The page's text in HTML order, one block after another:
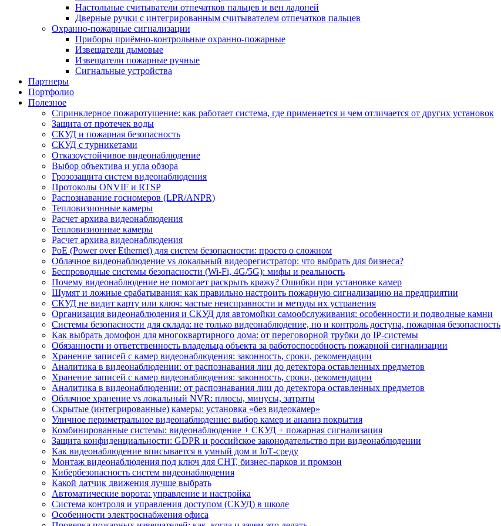
Настольные считыватели отпечатков пальцев и вен ладоней
Дверные ручки с интегрированным считывателем отпечатков пальцев
Охранно-пожарные сигнализации
Приборы приёмно-контрольные охранно-пожарные
Извещатели дымовые
Извещатели пожарные ручные
Сигнальные устройства
Партнеры
Портфолио
Полезное
Спринклерное пожаротушение: как работает система, где применяется и чем отличается от других установок
Защита от протечек воды
СКУД и пожарная безопасность
СКУД с турникетами
Отказоустойчивое видеонаблюдение
Выбор объектива и угла обзора
Грозозащита систем видеонаблюдения
Протоколы ONVIF и RTSP
Распознавание госномеров (LPR/ANPR)
Тепловизионные камеры
Расчет архива видеонаблюдения
Тепловизионные камеры
Расчет архива видеонаблюдения
PoE (Power over Ethernet) для систем безопасности: просто о сложном
Облачное видеонаблюдение vs локальный видеорегистратор: что выбрать для бизнеса?
Беспроводные системы безопасности (Wi-Fi, 4G/5G): мифы и реальность
Почему видеонаблюдение не помогает раскрыть кражу? Ошибки при установке камер
Шумят и ложные срабатывания: как правильно настроить пожарную сигнализацию на предприятии
СКУД не видит карту или ключ: частые неисправности и методы их устранения
Организация видеонаблюдения и СКУД для автомойки самообслуживания: особенности и подводные камни
Системы безопасности для склада: не только видеонаблюдение, но и контроль доступа, пожарная безопасность
Как выбрать домофон для многоквартирного дома: от переговорной трубки до IP-системы
Обязанности и ответственность владельца объекта за работоспособность пожарной сигнализации
Хранение записей с камер видеонаблюдения: законность, сроки, рекомендации
Аналитика в видеонаблюдении: от распознавания лиц до детектора оставленных предметов
Хранение записей с камер видеонаблюдения: законность, сроки, рекомендации
Аналитика в видеонаблюдении: от распознавания лиц до детектора оставленных предметов
Облачное хранение vs локальный NVR: плюсы, минусы, затраты
Скрытые (интегрированные) камеры: установка «без видеокамер»
Уличное периметральное видеонаблюдение: выбор камер и анализ покрытия
Комбинированные системы: видеонаблюдение + СКУД + пожарная сигнализация
Защита конфиденциальности: GDPR и российское законодательство при видеонаблюдении
Как видеонаблюдение вписывается в умный дом и IoT‑среду
Монтаж видеонаблюдения под ключ для СНТ, бизнес‑парков и промзон
Кибербезопасность систем видеонаблюдения
Какой датчик движения лучше выбрать
Автоматические ворота: управление и настройка
Система контроля и управления доступом (СКУД) в школе
Особенности электроснабжения офиса